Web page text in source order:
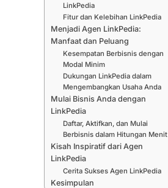
LinkPedia
Fitur dan Kelebihan LinkPedia
Menjadi Agen LinkPedia:
Manfaat dan Peluang
Kesempatan Berbisnis dengan
Modal Minim
Dukungan LinkPedia dalam
Mengembangkan Usaha Anda
Mulai Bisnis Anda dengan
LinkPedia
Daftar, Aktifkan, dan Mulai
Berbisnis dalam Hitungan Menit
Kisah Inspiratif dari Agen
LinkPedia
Cerita Sukses Agen LinkPedia
Kesimpulan